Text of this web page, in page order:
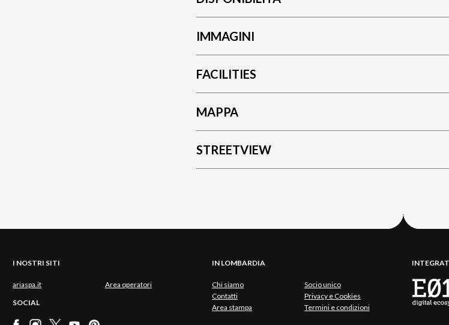
IMMAGINI
FACILITIES
MAPPA
STREETVIEW
I NOSTRI SITI
ariaspa.it Area operatori
SOCIAL
IN LOMBARDIA
Chi siamo
Socio unico
Contatti
Privacy e Cookies
Area stampa
Termini e condizioni